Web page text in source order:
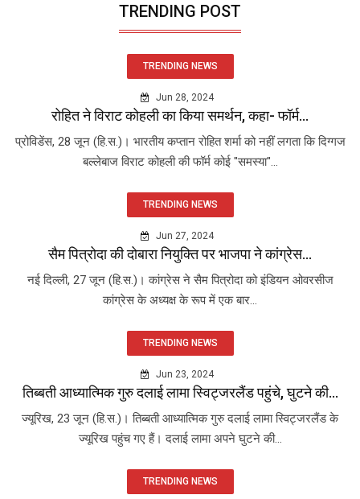
TRENDING POST
TRENDING NEWS
Jun 28, 2024
रोहित ने विराट कोहली का किया समर्थन, कहा- फॉर्म...
प्रोविडेंस, 28 जून (हि.स.)। भारतीय कप्तान रोहित शर्मा को नहीं लगता कि दिग्गज
बल्लेबाज विराट कोहली की फॉर्म कोई "समस्या"...
TRENDING NEWS
Jun 27, 2024
सैम पित्रोदा की दोबारा नियुक्ति पर भाजपा ने कांग्रेस...
नई दिल्ली, 27 जून (हि.स.)। कांग्रेस ने सैम पित्रोदा को इंडियन ओवरसीज
कांग्रेस के अध्यक्ष के रूप में एक बार...
TRENDING NEWS
Jun 23, 2024
तिब्बती आध्यात्मिक गुरु दलाई लामा स्विट्जरलैंड पहुंचे, घुटने की...
ज्यूरिख, 23 जून (हि.स.)। तिब्बती आध्यात्मिक गुरु दलाई लामा स्विट्जरलैंड के
ज्यूरिख पहुंच गए हैं। दलाई लामा अपने घुटने की...
TRENDING NEWS